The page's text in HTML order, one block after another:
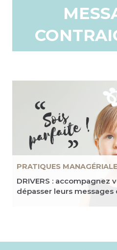
PRATIQUES
DRIVERS : accompagnez
dépasser leurs